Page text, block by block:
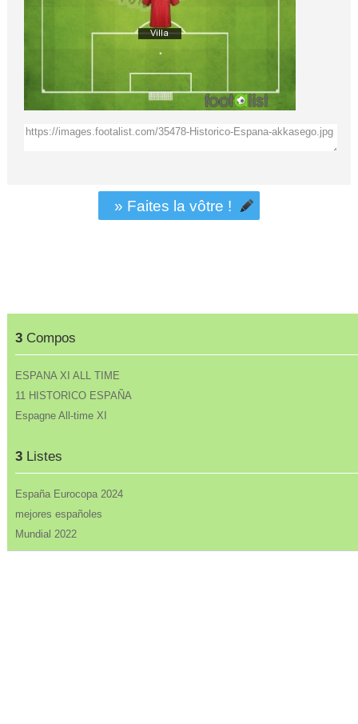
3Compos
ESPANA XI ALL TIME
11 HISTORICO ESPAÑA
Espagne All-time XI
3Listes
España Eurocopa 2024
mejores españoles
Mundial 2022
» Faites la vôtre !